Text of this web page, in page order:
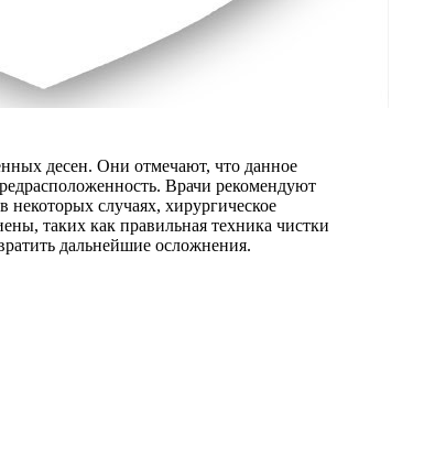
десен. Они отмечают, что данное
Врачи рекомендуют
случаях, хирургическое
таких как правильная техника чистки
дальнейшие осложнения.